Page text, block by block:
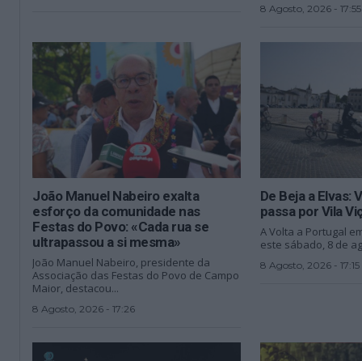
8 Agosto, 2026 - 17:55
João Manuel Nabeiro exalta
esforço da comunidade nas
Festas do Povo: «Cada rua se
ultrapassou a si mesma»
João Manuel Nabeiro, presidente da
Associação das Festas do Povo de Campo
Maior, destacou...
8 Agosto, 2026 - 17:26
De Beja a Elvas:
passa por Vila
A Volta a Portugal
este sábado, 8 de
8 Agosto, 2026 - 17:15